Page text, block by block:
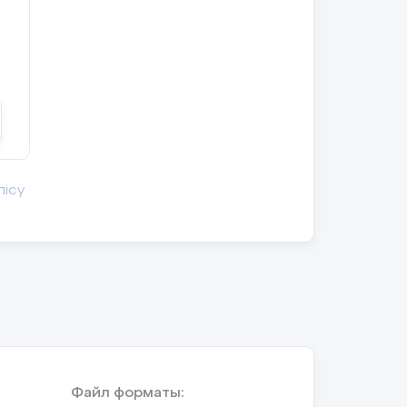
Файл форматы: